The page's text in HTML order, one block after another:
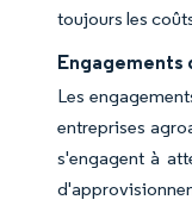
toujours les
Engagements
Les
entreprises
s'engagent à